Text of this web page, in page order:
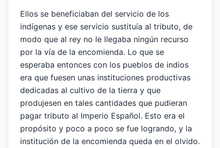
Ellos se beneficiaban del servicio de los
indígenas y ese servicio sustituía al tributo, de
modo que al rey no le llegaba ningún recurso
por la vía de la encomienda. Lo que se
esperaba entonces con los pueblos de indios
era que fuesen unas instituciones productivas
dedicadas al cultivo de la tierra y que
produjesen en tales cantidades que pudieran
pagar tributo al Imperio Español. Esto era el
propósito y poco a poco se fue logrando, y la
institución de la encomienda queda en el olvido.